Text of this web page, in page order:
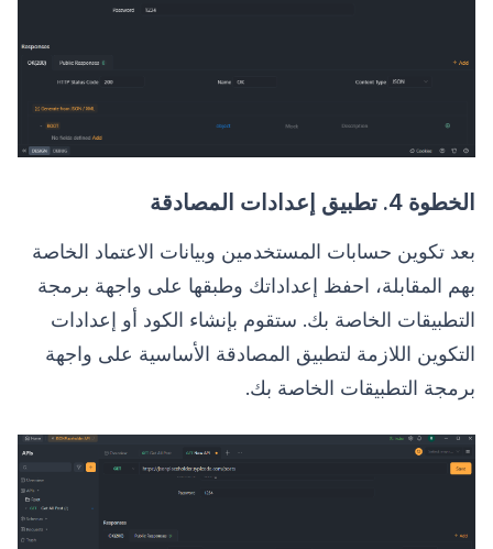
الخطوة 4. تطبيق إعدادات المصادقة
بعد تكوين حسابات المستخدمين وبيانات الاعتماد الخاصة
بهم المقابلة، احفظ إعداداتك وطبقها على واجهة برمجة
التطبيقات الخاصة بك. ستقوم بإنشاء الكود أو إعدادات
التكوين اللازمة لتطبيق المصادقة الأساسية على واجهة
برمجة التطبيقات الخاصة بك.